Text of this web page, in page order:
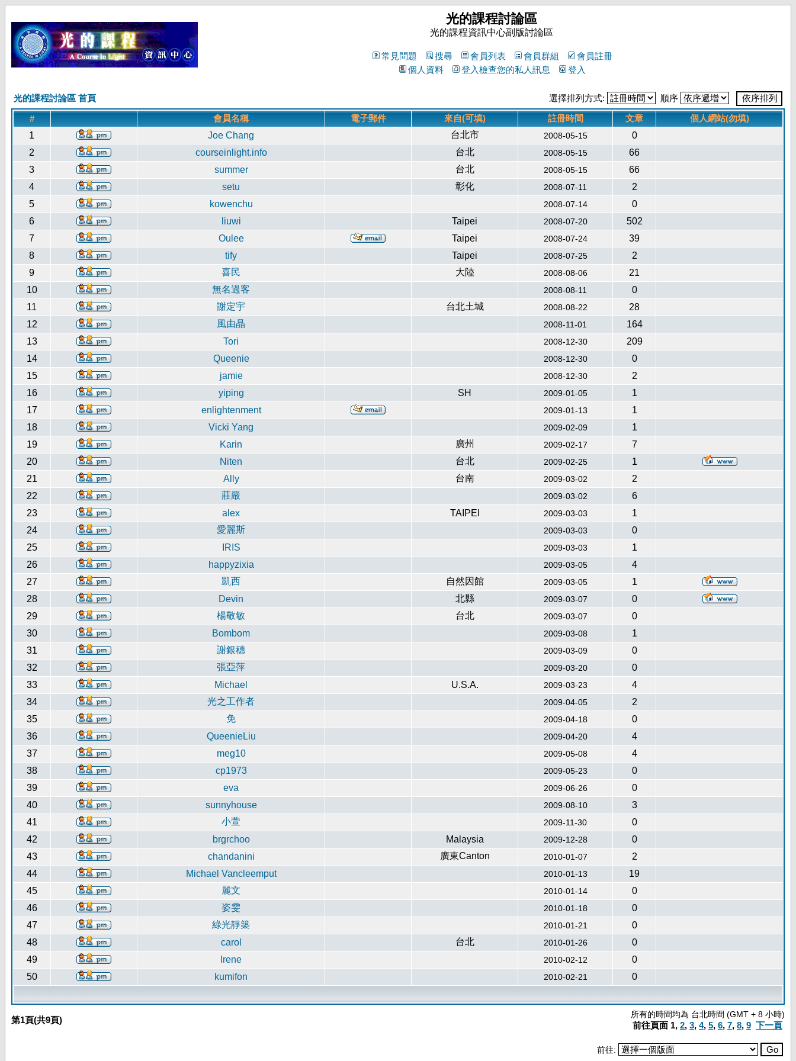
光的課程討論區
光的課程資訊中心副版討論區
常見問題 搜尋 會員列表 會員群組
會員註冊
個人資料
登入檢查您的私人訊息 登入
光的課程討論區 首頁 選擇排列方式: 順序
# 會員名稱 電子郵件 來自(可填) 註冊時間 文章
個人網站(勿填)
1
Joe Chang 台北市 2008-05-15
0
2
courseinlight.info 台北 2008-05-15
66
3
summer 台北 2008-05-15
66
4
setu 彰化 2008-07-11
2
5
kowenchu 2008-07-14
0
6
liuwi Taipei 2008-07-20
502
7
Oulee Taipei 2008-07-24
39
8
tify Taipei 2008-07-25
2
9
喜民 大陸 2008-08-06
21
10
無名過客 2008-08-11
0
11
謝定宇 台北土城 2008-08-22
28
12
風由晶 2008-11-01
164
13
Tori 2008-12-30
209
14
Queenie 2008-12-30
0
15
jamie 2008-12-30
2
16
yiping SH 2009-01-05
1
17
enlightenment 2009-01-13
1
18
Vicki Yang 2009-02-09
1
19
Karin 廣州 2009-02-17
7
20
Niten 台北 2009-02-25
1
21
Ally 台南 2009-03-02
2
22
莊嚴 2009-03-02
6
23
alex TAIPEI 2009-03-03
1
24
愛麗斯 2009-03-03
0
25
IRIS 2009-03-03
1
26
happyzixia 2009-03-05
4
27
凱西 自然因館 2009-03-05
1
28
Devin 北縣 2009-03-07
0
29
楊敬敏 台北 2009-03-07
0
30
Bombom 2009-03-08
1
31
謝銀穗 2009-03-09
0
32
張亞萍 2009-03-20
0
33
Michael U.S.A. 2009-03-23
4
34
光之工作者 2009-04-05
2
35
免 2009-04-18
0
36
QueenieLiu 2009-04-20
4
37
meg10 2009-05-08
4
38
cp1973 2009-05-23
0
39
eva 2009-06-26
0
40
sunnyhouse 2009-08-10
3
41
小萱 2009-11-30
0
42
brgrchoo Malaysia 2009-12-28
0
43
chandanini 廣東Canton 2010-01-07
2
44
Michael Vancleemput 2010-01-13
19
45
麗文 2010-01-14
0
46
姿雯 2010-01-18
0
47
綠光靜築 2010-01-21
0
48
carol 台北 2010-01-26
0
49
Irene 2010-02-12
0
50
kumifon 2010-02-21 0
第1頁(共9頁)
所有的時間均為 台北時間 (GMT + 8 小時)
前往頁面 1, 2, 3, 4, 5, 6, 7, 8, 9 下一頁
前往: